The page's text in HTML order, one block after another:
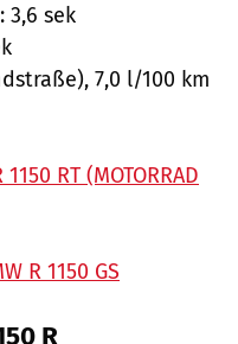
3,6 sek
7,0 l/100 km
RT (MOTORRAD
R 1150 GS
R